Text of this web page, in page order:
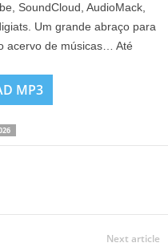
SoundCloud, AudioMack,
Um grande abraço para
acervo de músicas… Até
MP3
Next article